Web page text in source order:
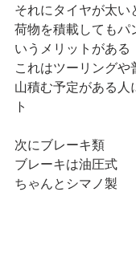
それにタイヤが太い
荷物を積載してもパ
いうメリットがある
これはツーリングや
山積む予定がある人
ト
次にブレーキ類
ブレーキは油圧式
ちゃんとシマノ製